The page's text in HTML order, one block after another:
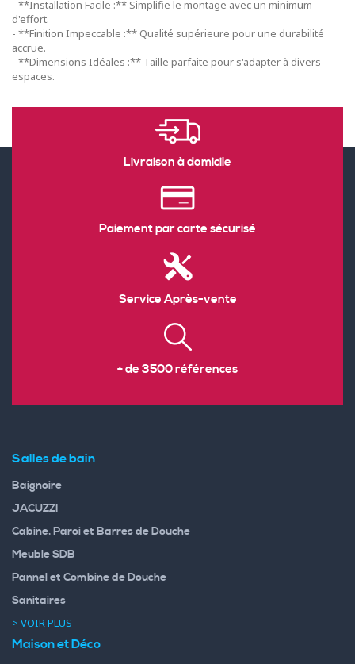
- **Installation Facile :** Simplifie le montage avec un minimum
d'effort.
- **Finition Impeccable :** Qualité supérieure pour une durabilité
accrue.
- **Dimensions Idéales :** Taille parfaite pour s'adapter à divers
espaces.
Livraison à domicile
Paiement par carte sécurisé
Service Après-vente
+ de 3500 références
Salles de bain
Baignoire
JACUZZI
Cabine, Paroi et Barres de Douche
Meuble SDB
Pannel et Combine de Douche
Sanitaires
> VOIR PLUS
Maison et Déco